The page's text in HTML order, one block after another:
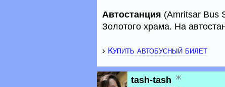
Автостанция (Amritsar Bus
Золотого храма. На
› Купить автобусный билет
tash-tash ж